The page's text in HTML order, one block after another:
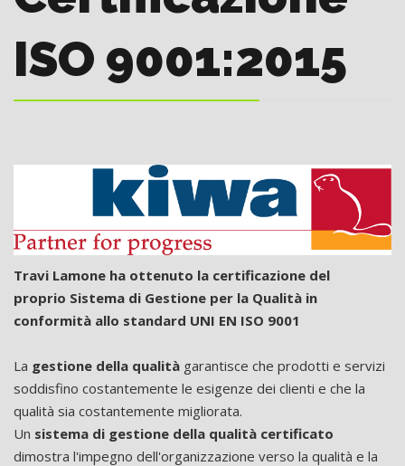
ISO 9001:2015
Travi Lamone ha ottenuto la certificazione del
proprio Sistema di Gestione per la Qualità in
conformità allo standard UNI EN ISO 9001
La gestione della qualità garantisce che prodotti e servizi
soddisfino costantemente le esigenze dei clienti e che la
qualità sia costantemente migliorata.
Un sistema di gestione della qualità certificato
dimostra l'impegno dell'organizzazione verso la qualità e la